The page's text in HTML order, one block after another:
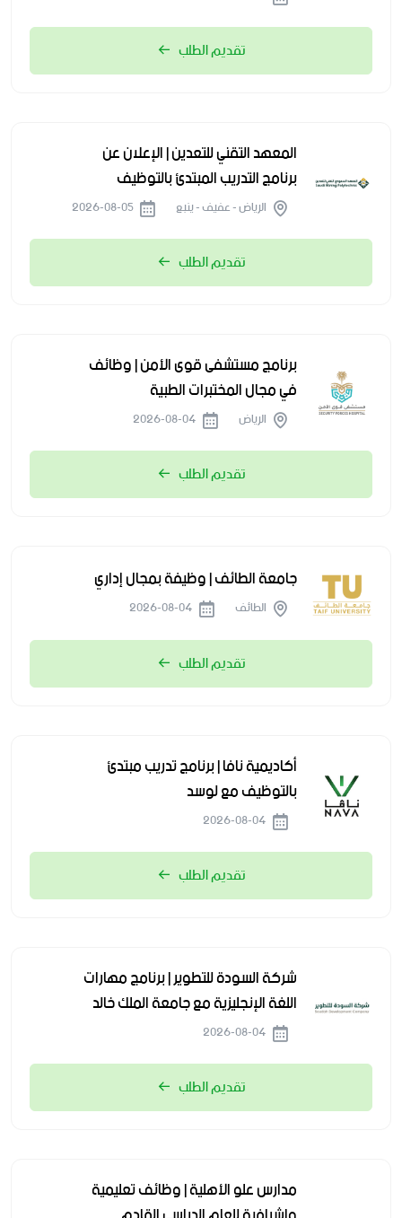
تقديم الطلب
المعهد التقني للتعدين | الإعلان عن
برنامج التدريب المبتدئ بالتوظيف
الرياض - عفيف - ينبع
تقديم الطلب
برنامج مستشفى قوى الأمن | وظائف
في مجال المختبرات الطبية
الرياض
تقديم الطلب
جامعة الطائف | وظيفة بمجال إداري
الطائف
تقديم الطلب
أكاديمية نافا | برنامج تدريب مبتدئ
بالتوظيف مع لوسد
تقديم الطلب
شركة السودة للتطوير | برنامج مهارات
اللغة الإنجليزية مع جامعة الملك خالد
تقديم الطلب
مدارس علو الأهلية | وظائف تعليمية